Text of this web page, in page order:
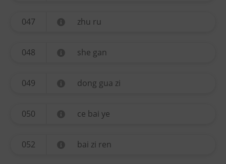
047 zhu ru
048 she gan
049 dong gua zi
050 ce bai ye
052 bai zi ren